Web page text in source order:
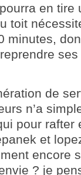
en tire
toit
minutes,
de
n’a
pour rafter
et
encore
? je